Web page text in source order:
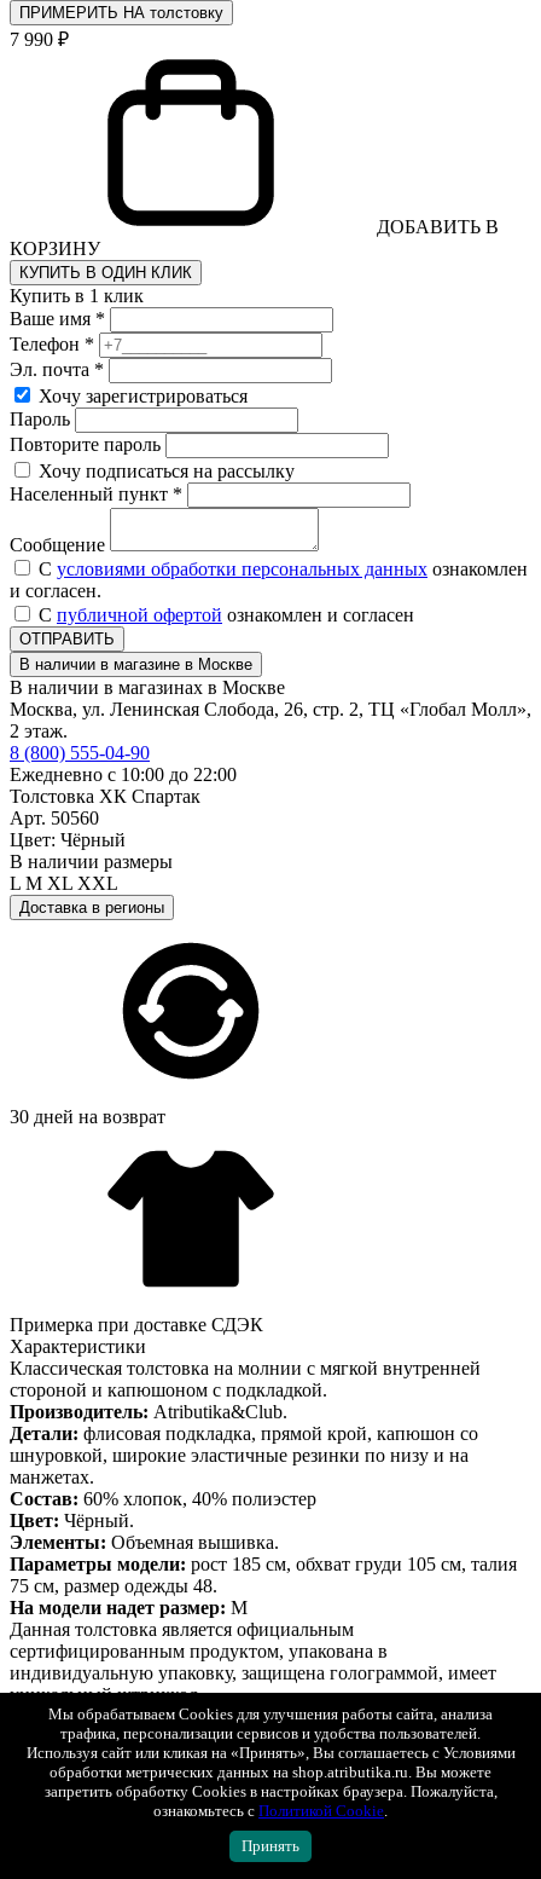
ПРИМЕРИТЬ НА толстовку
7 990 ₽
ДОБАВИТЬ В
КОРЗИНУ
КУПИТЬ В ОДИН КЛИК
Купить в 1 клик
Ваше имя *
Телефон *
Эл. почта *
Хочу зарегистрироваться
Пароль
Повторите пароль
Хочу подписаться на рассылку
Населенный пункт *
Сообщение
С условиями обработки персональных данных ознакомлен
и согласен.
С публичной офертой ознакомлен и согласен
ОТПРАВИТЬ
В наличии в магазине в Москве
В наличии в магазинах в Москве
Москва, ул. Ленинская Слобода, 26, стр. 2, ТЦ «Глобал Молл»,
2 этаж.
8 (800) 555-04-90
Ежедневно с 10:00 до 22:00
Толстовка ХК Спартак
Арт. 50560
Цвет: Чёрный
В наличии размеры
L M XL XXL
Доставка в регионы
30 дней на возврат
Примерка при доставке СДЭК
Характеристики
Классическая толстовка на молнии с мягкой внутренней
стороной и капюшоном с подкладкой.
Производитель: Atributika&Club.
Детали: флисовая подкладка, прямой крой, капюшон со
шнуровкой, широкие эластичные резинки по низу и на
манжетах.
Состав: 60% хлопок, 40% полиэстер
Цвет: Чёрный.
Элементы: Объемная вышивка.
Параметры модели: рост 185 см, обхват груди 105 см, талия
75 см, размер одежды 48.
На модели надет размер: М
Данная толстовка является официальным
сертифицированным продуктом, упакована в
индивидуальную упаковку, защищена голограммой, имеет
уникальный штрихкод.
Описание Гарантия Оплата Доставка
Описание
Толстовка ХК Спартак
Показать полностью
Atributika&Club является официальным лицензионным
партнером более 50-ти хоккейных и футбольных клубов,
Мы обрабатываем Cookies для улучшения работы сайта, анализа
трафика, персонализации сервисов и удобства пользователей.
Используя сайт или кликая на «Принять», Вы соглашаетесь с Условиями
обработки метрических данных на shop.atributika.ru. Вы можете
запретить обработку Cookies в настройках браузера. Пожалуйста,
ознакомьтесь с Политикой Cookie.
Принять